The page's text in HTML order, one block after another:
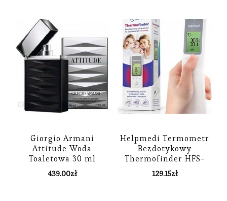
Giorgio Armani
Attitude Woda
Toaletowa 30 ml
Unikat TESTER
439.00zł
Helpmedi Termometr
Bezdotykowy
Thermofinder HFS-
1000
129.15zł